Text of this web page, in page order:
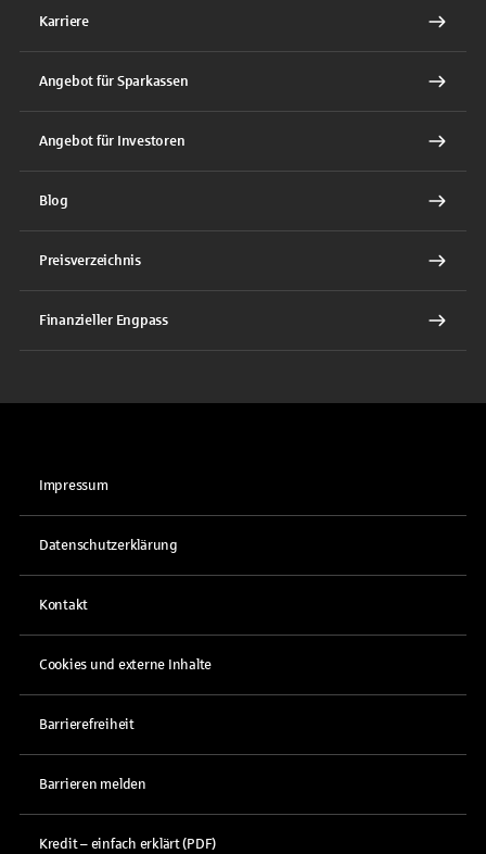
Karriere
Angebot für Sparkassen
Angebot für Investoren
Blog
Preisverzeichnis
Finanzieller Engpass
Impressum
Datenschutzerklärung
Kontakt
Cookies und externe Inhalte
Barrierefreiheit
Barrieren melden
Kredit – einfach erklärt (PDF)